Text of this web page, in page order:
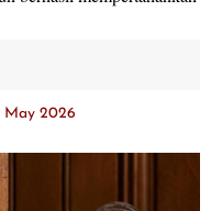
May 2026